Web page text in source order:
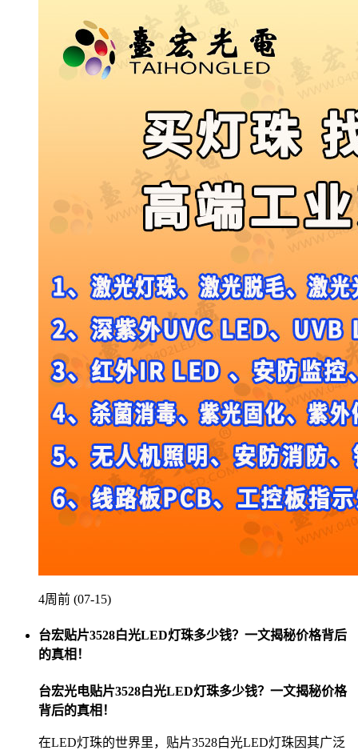
4周前 (07-15)
台宏贴片3528白光LED灯珠多少钱？一文揭秘价格背后
的真相！
台宏光电贴片3528白光LED灯珠多少钱？一文揭秘价格
背后的真相！
在LED灯珠的世界里，贴片3528白光LED灯珠因其广泛